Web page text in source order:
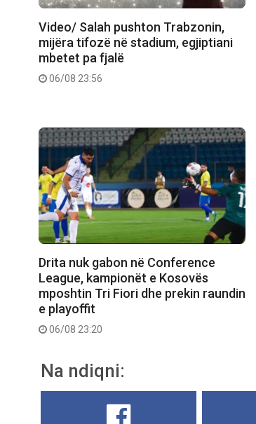
Video/ Salah pushton Trabzonin,
mijëra tifozë në stadium, egjiptiani
mbetet pa fjalë
06/08 23:56
Drita nuk gabon në Conference
League, kampionët e Kosovës
mposhtin Tri Fiori dhe prekin raundin
e playoffit
06/08 23:20
Na ndiqni: